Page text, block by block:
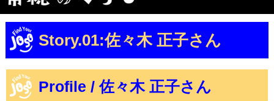
Story.01:佐々木 正子さん
Profile / 佐々木 正子さん